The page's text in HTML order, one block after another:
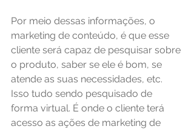
Por meio dessas informações, o
marketing de conteúdo, é que esse
cliente será capaz de pesquisar sobre
o produto, saber se ele é bom, se
atende as suas necessidades, etc.
Isso tudo sendo pesquisado de
forma virtual. É onde o cliente terá
acesso as ações de marketing de